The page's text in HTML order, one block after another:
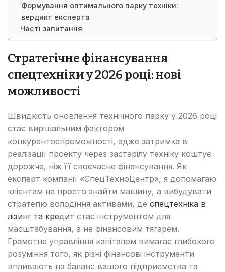
Формування оптимального парку техніки:
вердикт експерта
Часті запитання
Стратегічне фінансування
спецтехніки у 2026 році: нові
можливості
Швидкість оновлення технічного парку у 2026 році
стає вирішальним фактором
конкурентоспроможності, адже затримка в
реалізації проекту через застарілу техніку коштує
дорожче, ніж її своєчасне фінансування. Як
експерт компанії «СпецТехноЦентр», я допомагаю
клієнтам не просто знайти машину, а вибудувати
стратегію володіння активами, де спецтехніка в
лізинг та кредит стає інструментом для
масштабування, а не фінансовим тягарем.
Грамотне управління капіталом вимагає глибокого
розуміння того, як різні фінансові інструменти
впливають на баланс вашого підприємства та